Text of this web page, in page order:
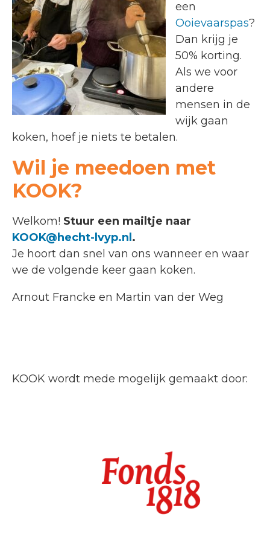
een
Ooievaarspas?
Dan krijg je
50% korting.
Als we voor
andere
mensen in de
wijk gaan
koken, hoef je niets te betalen.
Wil je meedoen met
KOOK?
Welkom! Stuur een mailtje naar
KOOK@hecht-lvyp.nl .
Je hoort dan snel van ons wanneer en waar
we de volgende keer gaan koken.
Arnout Francke en Martin van der Weg
KOOK wordt mede mogelijk gemaakt door: